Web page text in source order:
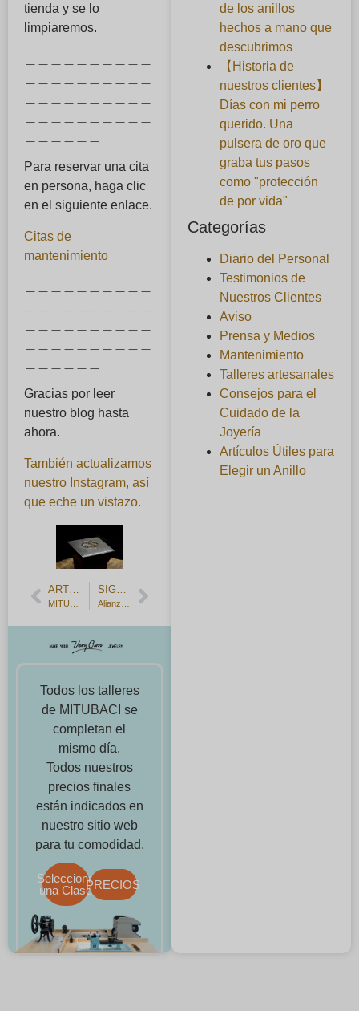
tienda y se lo
limpiaremos.
Para reservar una cita
en persona, haga clic
en el siguiente enlace.
Citas de
mantenimiento
Gracias por leer
nuestro blog hasta
ahora.
También actualizamos
nuestro Instagram, así
que eche un vistazo.
ARTÍCULO ANTERIOR SIGUIENTE ARTÍCULO
Todos los talleres
de MITUBACI se
completan el
mismo día.
Todos nuestros
precios finales
están indicados en
nuestro sitio web
para tu comodidad.
Selecciona
una ClasePRECIOS
de los anillos
hechos a mano que
descubrimos
【Historia de
nuestros clientes】
Días con mi perro
querido. Una
pulsera de oro que
graba tus pasos
como "protección
de por vida"
Categorías
Diario del Personal
Testimonios de
Nuestros Clientes
Aviso
Prensa y Medios
Mantenimiento
Talleres artesanales
Consejos para el
Cuidado de la
Joyería
Artículos Útiles para
Elegir un Anillo